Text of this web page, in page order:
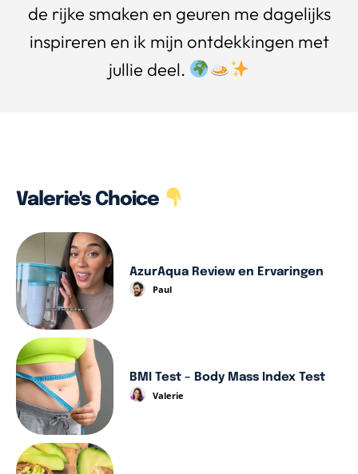
de rijke smaken en geuren me dagelijks
inspireren en ik mijn ontdekkingen met
jullie deel.
Valerie's Choice
AzurAqua Review en Ervaringen
Paul
BMI Test – Body Mass Index Test
Valerie